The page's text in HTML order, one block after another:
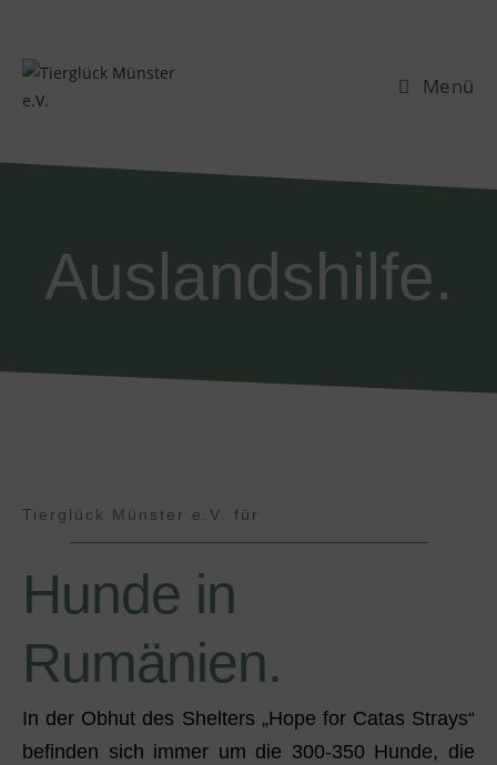
Menü
Auslandshilfe.
Tierglück Münster e.V. für
Hunde in
Rumänien.
In der Obhut des Shelters „Hope for Catas Strays“
befinden sich immer um die 300-350 Hunde, die